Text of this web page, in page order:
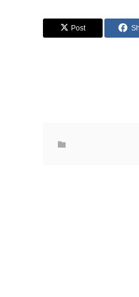
Post